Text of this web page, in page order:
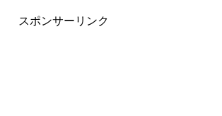
スポンサーリンク